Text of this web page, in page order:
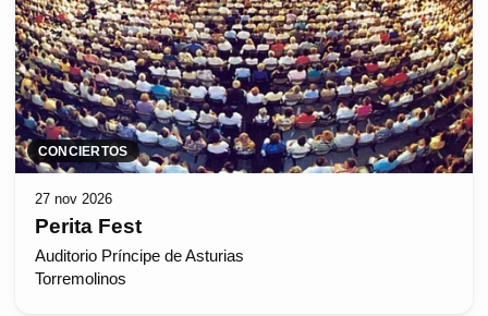
CONCIERTOS
27 nov 2026
Perita Fest
Auditorio Príncipe de Asturias
Torremolinos